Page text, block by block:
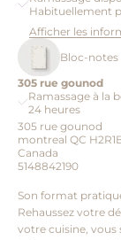
Habituellement
Afficher les
Bloc-notes
305 rue gounod
Ramassage à la
24 heures
305 rue gounod
montreal QC
Canada
5148842190
Son format
Rehaussez votre
votre cuisine, vous